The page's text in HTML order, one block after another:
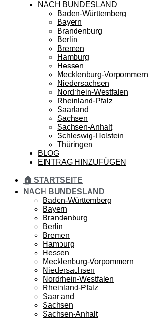
NACH BUNDESLAND
Baden-Württemberg
Bayern
Brandenburg
Berlin
Bremen
Hamburg
Hessen
Mecklenburg-Vorpommern
Niedersachsen
Nordrhein-Westfalen
Rheinland-Pfalz
Saarland
Sachsen
Sachsen-Anhalt
Schleswig-Holstein
Thüringen
BLOG
EINTRAG HINZUFÜGEN
🏠 STARTSEITE
NACH BUNDESLAND
Baden-Württemberg
Bayern
Brandenburg
Berlin
Bremen
Hamburg
Hessen
Mecklenburg-Vorpommern
Niedersachsen
Nordrhein-Westfalen
Rheinland-Pfalz
Saarland
Sachsen
Sachsen-Anhalt